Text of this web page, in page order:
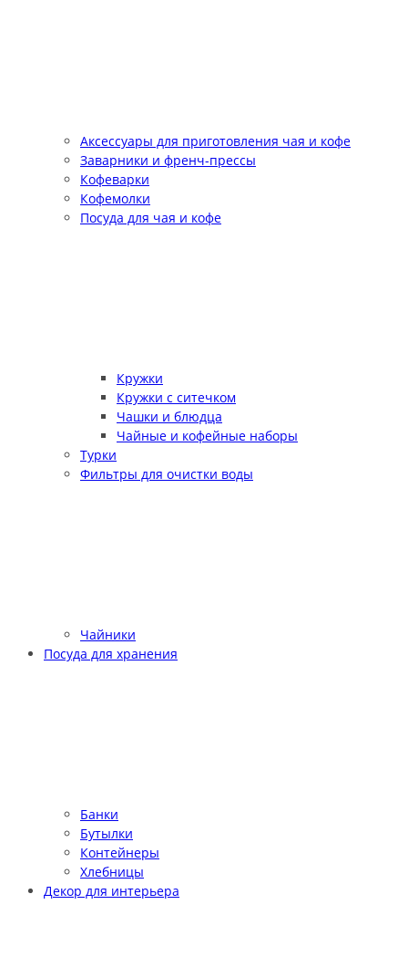
Аксессуары для приготовления чая и кофе
Заварники и френч-прессы
Кофеварки
Кофемолки
Посуда для чая и кофе
Кружки
Кружки с ситечком
Чашки и блюдца
Чайные и кофейные наборы
Турки
Фильтры для очистки воды
Чайники
Посуда для хранения
Банки
Бутылки
Контейнеры
Хлебницы
Декор для интерьера